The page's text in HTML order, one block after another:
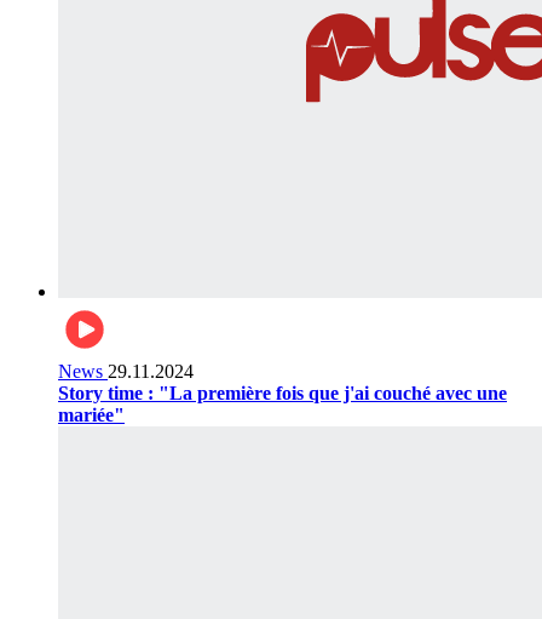
News 29.11.2024
Story time : "La première fois que j'ai couché avec une
mariée"